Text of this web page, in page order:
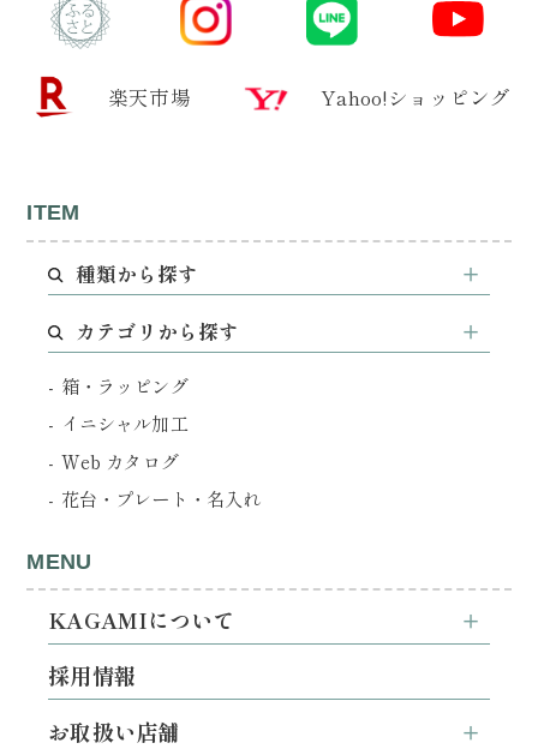
楽天市場 Yahoo!ショッピング
ITEM
種類から探す
カテゴリから探す
箱・ラッピング
イニシャル加工
Web カタログ
花台・プレート・名入れ
MENU
KAGAMIについて
採用情報
お取扱い店舗